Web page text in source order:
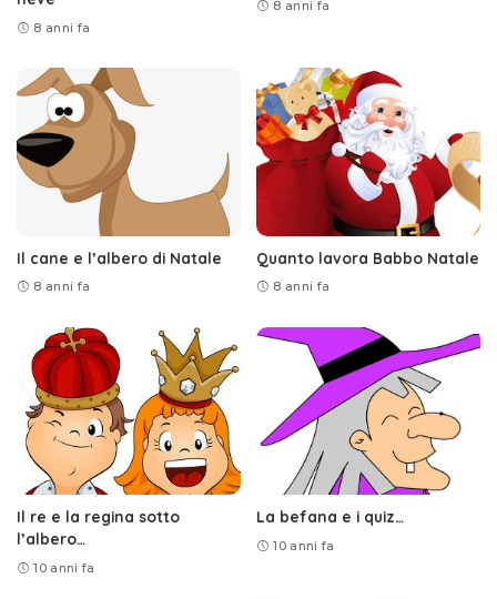
8 anni fa
8 anni fa
Il cane e l’albero di Natale
8 anni fa
Quanto lavora Babbo Natale
8 anni fa
Il re e la regina sotto
l’albero…
10 anni fa
La befana e i quiz…
10 anni fa